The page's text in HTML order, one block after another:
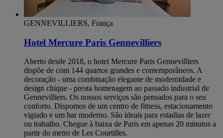
GENNEVILLIERS, França
Hotel Mercure Paris Gennevilliers
Aberto desde 2018, o hotel Mercure Paris Gennevilliers
dispõe de com 144 quartos grandes e contemporâneos. A
decoração - uma combinação elegante de modernidade e
design chique - presta homenagem ao passado industrial de
Gennevilliers. Os nossos serviços são pensados para o seu
conforto. Dispomos de um centro de fitness, estacionamento
vigiado e um bar moderno. São ideais para estadias de lazer
ou trabalho. Chegue à baixa de Paris em apenas 20 minutos a
partir do metro de Les Courtilles.